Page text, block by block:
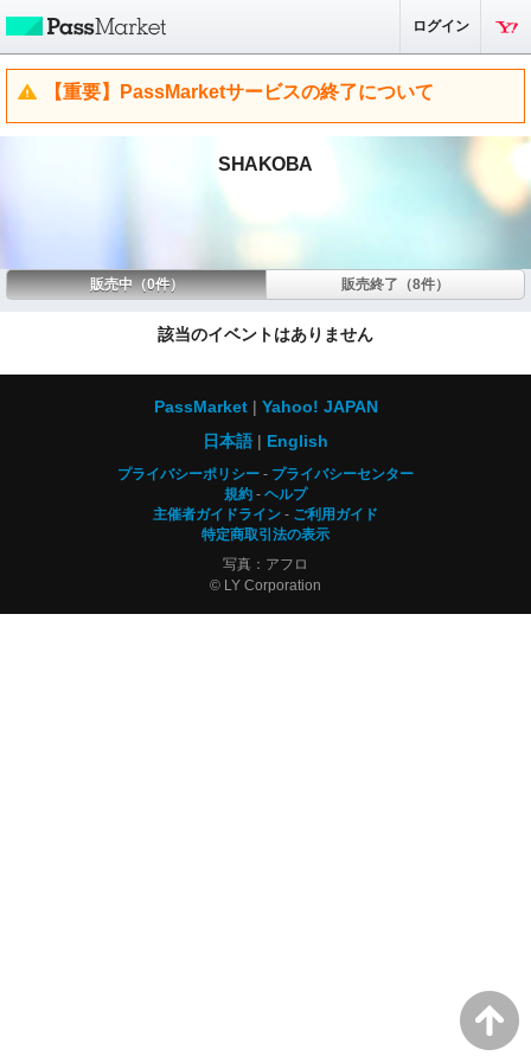
ログイン
【重要】PassMarketサービスの終了について
SHAKOBA
販売中（0件） 販売終了（8件）
該当のイベントはありません
PassMarket
Yahoo! JAPAN
日本語
English
プライバシーポリシー
プライバシーセンター
規約
ヘルプ
主催者ガイドライン
ご利用ガイド
特定商取引法の表示
写真：アフロ
© LY Corporation